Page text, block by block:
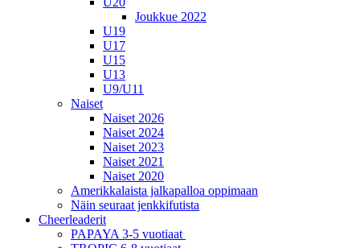
Joukkue 2022
U19
U17
U15
U13
U9/U11
Naiset
Naiset 2026
Naiset 2024
Naiset 2023
Naiset 2021
Naiset 2020
Amerikkalaista jalkapalloa oppimaan
Näin seuraat jenkkifutista
Cheerleaderit
PAPAYA 3-5 vuotiaat